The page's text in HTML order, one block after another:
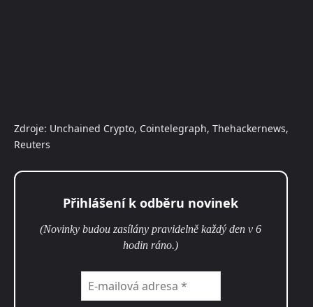
Zdroje: Unchained Crypto, Cointelegraph, Thehackernews,
Reuters
Přihlášení k odběru novinek
(Novinky budou zasílány pravidelně každý den v 6
hodin ráno.)